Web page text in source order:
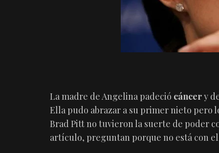
La madre de Angelina padeció cáncery
Ella pudo abrazar a su primer nieto pero
Brad Pitt no tuvieron la suerte de poder
artículo, preguntan porque no está con